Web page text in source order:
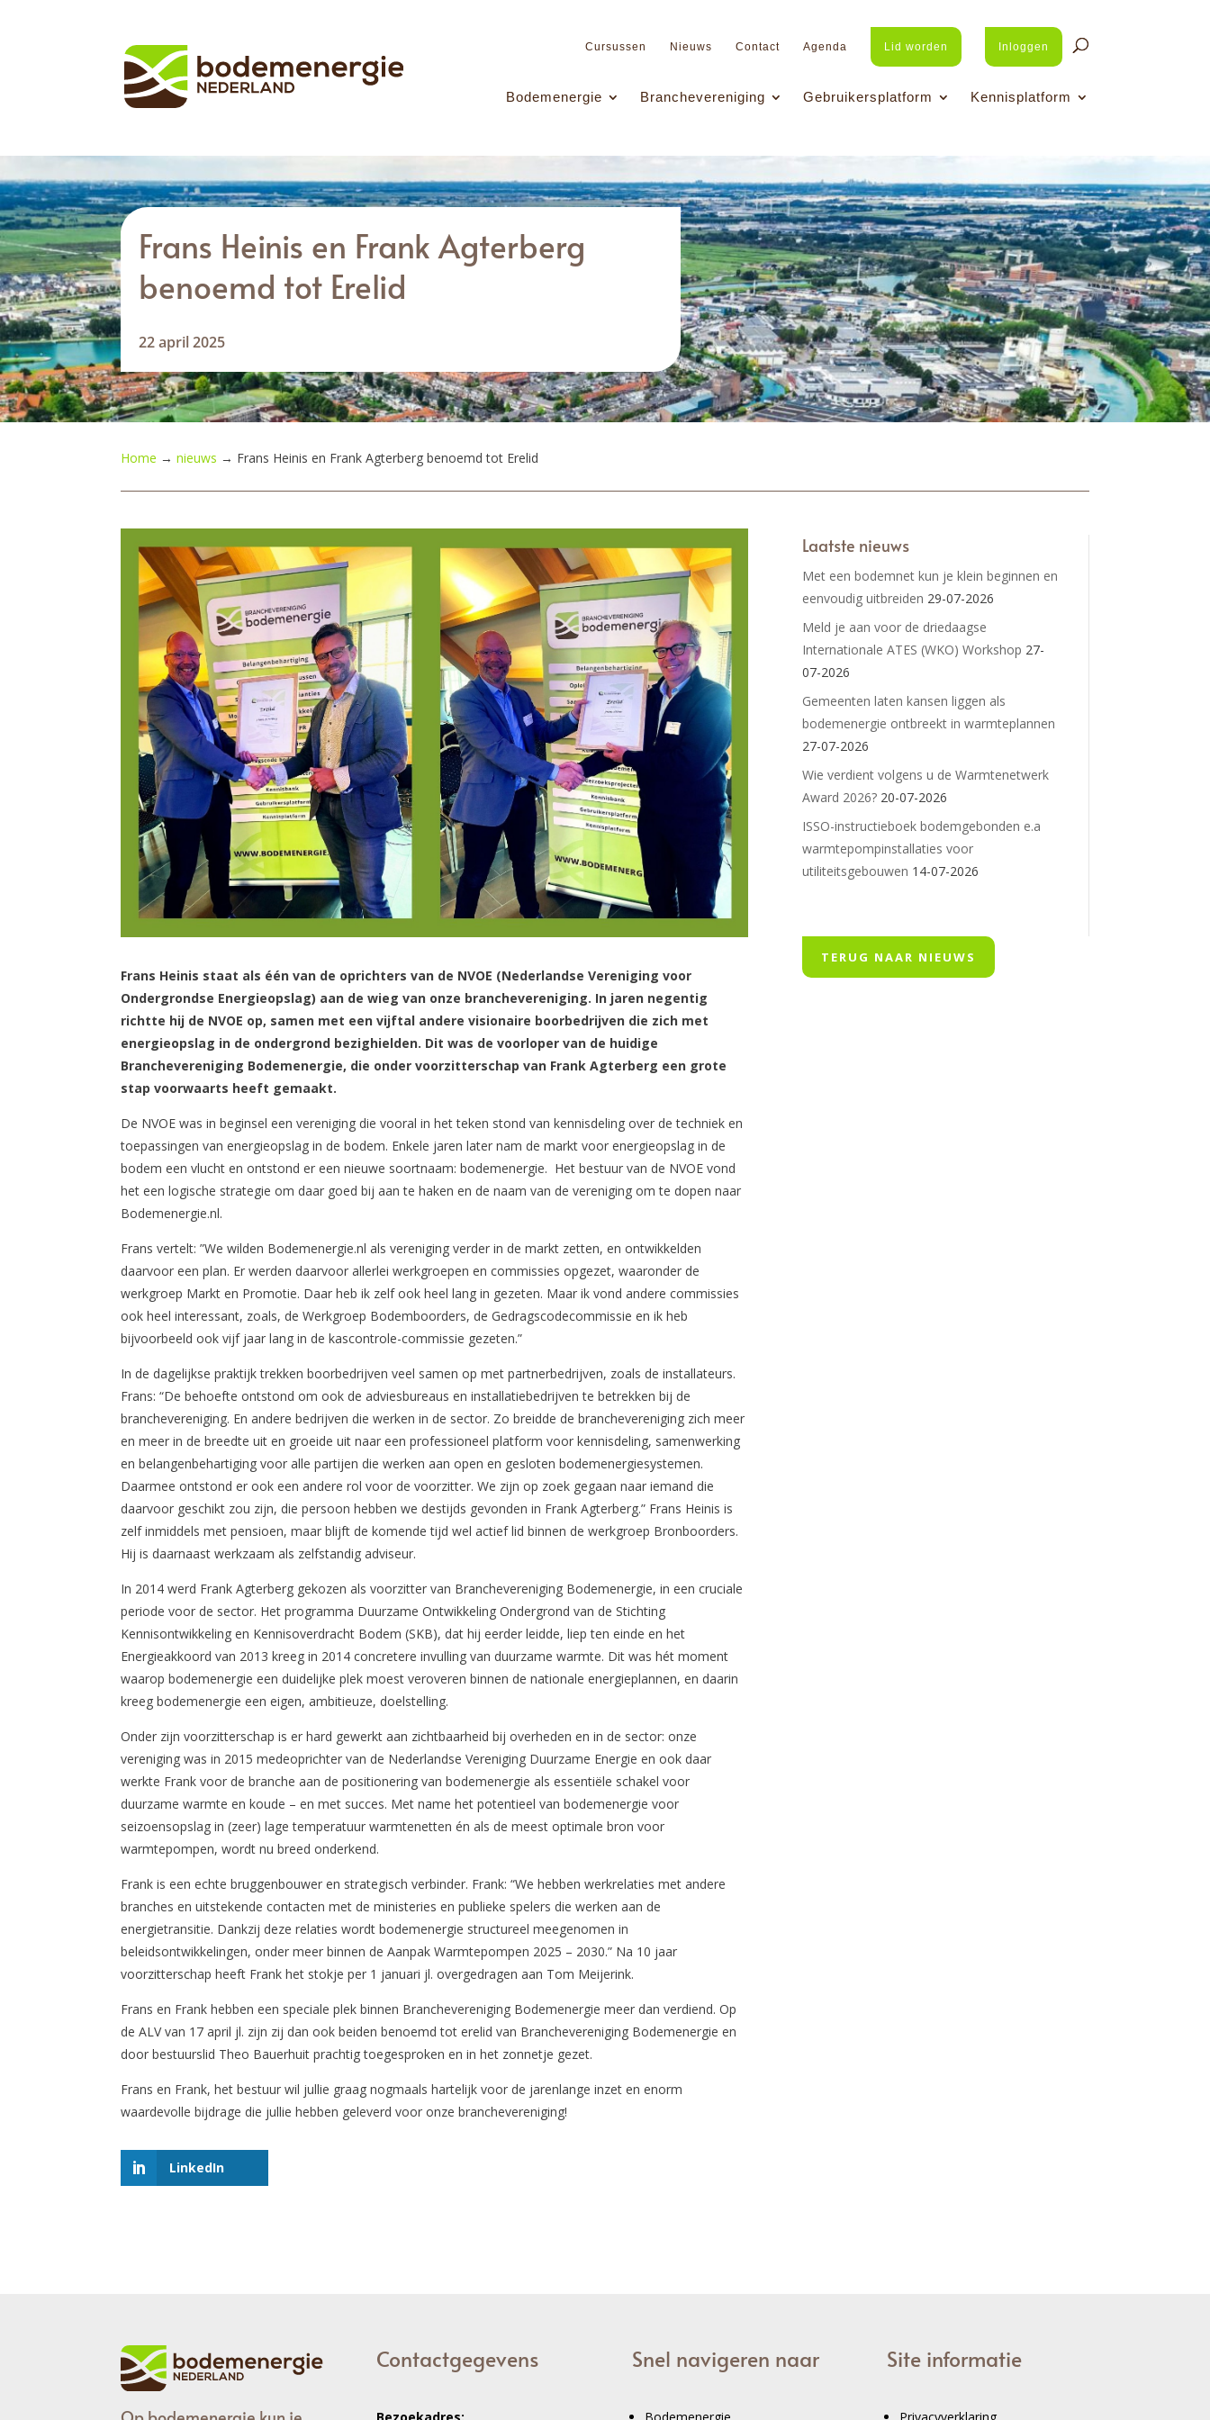
Cursussen Nieuws Contact Agenda Lid worden Inloggen
Bodemenergie Branchevereniging Gebruikersplatform Kennisplatform
Frans Heinis en Frank Agterberg
benoemd tot Erelid
22 april 2025
Home →nieuws → Frans Heinis en Frank Agterberg benoemd tot Erelid
Frans Heinis staat als één van de oprichters van de NVOE (Nederlandse Vereniging voor
Ondergrondse Energieopslag) aan de wieg van onze branchevereniging. In jaren negentig
richtte hij de NVOE op, samen met een vijftal andere visionaire boorbedrijven die zich met
energieopslag in de ondergrond bezighielden. Dit was de voorloper van de huidige
Branchevereniging Bodemenergie, die onder voorzitterschap van Frank Agterberg een grote
stap voorwaarts heeft gemaakt.
De NVOE was in beginsel een vereniging die vooral in het teken stond van kennisdeling over de techniek en
toepassingen van energieopslag in de bodem. Enkele jaren later nam de markt voor energieopslag in de
bodem een vlucht en ontstond er een nieuwe soortnaam: bodemenergie. Het bestuur van de NVOE vond
het een logische strategie om daar goed bij aan te haken en de naam van de vereniging om te dopen naar
Bodemenergie.nl.
Frans vertelt: ”We wilden Bodemenergie.nl als vereniging verder in de markt zetten, en ontwikkelden
daarvoor een plan. Er werden daarvoor allerlei werkgroepen en commissies opgezet, waaronder de
werkgroep Markt en Promotie. Daar heb ik zelf ook heel lang in gezeten. Maar ik vond andere commissies
ook heel interessant, zoals, de Werkgroep Bodemboorders, de Gedragscodecommissie en ik heb
bijvoorbeeld ook vijf jaar lang in de kascontrole-commissie gezeten.”
In de dagelijkse praktijk trekken boorbedrijven veel samen op met partnerbedrijven, zoals de installateurs.
Frans: “De behoefte ontstond om ook de adviesbureaus en installatiebedrijven te betrekken bij de
branchevereniging. En andere bedrijven die werken in de sector. Zo breidde de branchevereniging zich meer
en meer in de breedte uit en groeide uit naar een professioneel platform voor kennisdeling, samenwerking
en belangenbehartiging voor alle partijen die werken aan open en gesloten bodemenergiesystemen.
Daarmee ontstond er ook een andere rol voor de voorzitter. We zijn op zoek gegaan naar iemand die
daarvoor geschikt zou zijn, die persoon hebben we destijds gevonden in Frank Agterberg.” Frans Heinis is
zelf inmiddels met pensioen, maar blijft de komende tijd wel actief lid binnen de werkgroep Bronboorders.
Hij is daarnaast werkzaam als zelfstandig adviseur.
In 2014 werd Frank Agterberg gekozen als voorzitter van Branchevereniging Bodemenergie, in een cruciale
periode voor de sector. Het programma Duurzame Ontwikkeling Ondergrond van de Stichting
Kennisontwikkeling en Kennisoverdracht Bodem (SKB), dat hij eerder leidde, liep ten einde en het
Energieakkoord van 2013 kreeg in 2014 concretere invulling van duurzame warmte. Dit was hét moment
waarop bodemenergie een duidelijke plek moest veroveren binnen de nationale energieplannen, en daarin
kreeg bodemenergie een eigen, ambitieuze, doelstelling.
Onder zijn voorzitterschap is er hard gewerkt aan zichtbaarheid bij overheden en in de sector: onze
vereniging was in 2015 medeoprichter van de Nederlandse Vereniging Duurzame Energie en ook daar
werkte Frank voor de branche aan de positionering van bodemenergie als essentiële schakel voor
duurzame warmte en koude – en met succes. Met name het potentieel van bodemenergie voor
seizoensopslag in (zeer) lage temperatuur warmtenetten én als de meest optimale bron voor
warmtepompen, wordt nu breed onderkend.
Frank is een echte bruggenbouwer en strategisch verbinder. Frank: “We hebben werkrelaties met andere
branches en uitstekende contacten met de ministeries en publieke spelers die werken aan de
energietransitie. Dankzij deze relaties wordt bodemenergie structureel meegenomen in
beleidsontwikkelingen, onder meer binnen de Aanpak Warmtepompen 2025 – 2030.” Na 10 jaar
voorzitterschap heeft Frank het stokje per 1 januari jl. overgedragen aan Tom Meijerink.
Frans en Frank hebben een speciale plek binnen Branchevereniging Bodemenergie meer dan verdiend. Op
de ALV van 17 april jl. zijn zij dan ook beiden benoemd tot erelid van Branchevereniging Bodemenergie en
door bestuurslid Theo Bauerhuit prachtig toegesproken en in het zonnetje gezet.
Frans en Frank, het bestuur wil jullie graag nogmaals hartelijk voor de jarenlange inzet en enorm
waardevolle bijdrage die jullie hebben geleverd voor onze branchevereniging!
LinkedIn
Laatste nieuws
Met een bodemnet kun je klein beginnen en
eenvoudig uitbreiden 29-07-2026
Meld je aan voor de driedaagse
Internationale ATES (WKO) Workshop 27-
07-2026
Gemeenten laten kansen liggen als
bodemenergie ontbreekt in warmteplannen
27-07-2026
Wie verdient volgens u de Warmtenetwerk
Award 2026? 20-07-2026
ISSO-instructieboek bodemgebonden e.a
warmtepompinstallaties voor
utiliteitsgebouwen 14-07-2026
TERUG NAAR NIEUWS
Contactgegevens Snel navigeren naar Site informatie